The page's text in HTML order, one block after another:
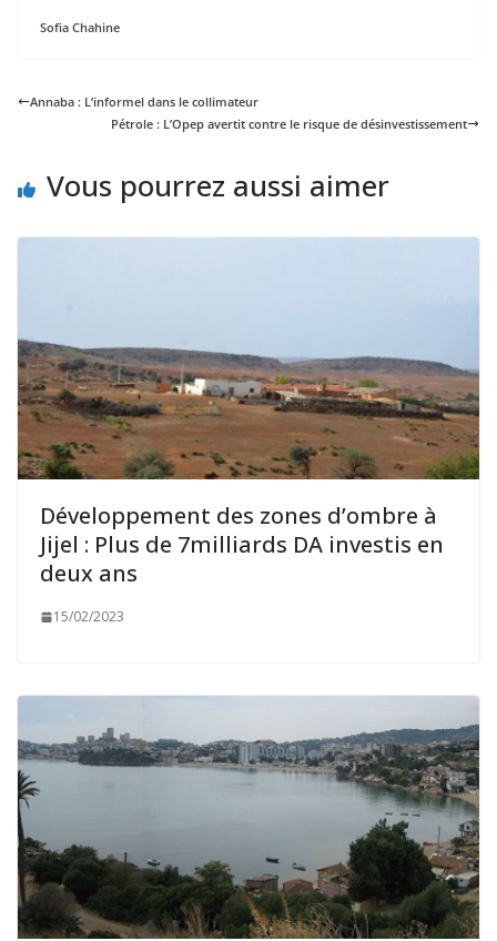
Sofia Chahine
Annaba : L’informel dans le collimateur
Pétrole : L’Opep avertit contre le risque de désinvestissement
Vous pourrez aussi aimer
Développement des zones d’ombre à
Jijel : Plus de 7milliards DA investis en
deux ans
15/02/2023